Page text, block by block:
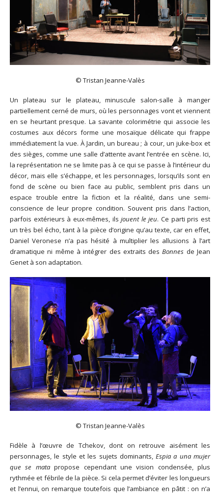
© Tristan Jeanne-Valès
Un plateau sur le plateau, minuscule salon-salle à manger
partiellement cerné de murs, où les personnages vont et viennent
en se heurtant presque. La savante colorimétrie qui associe les
costumes aux décors forme une mosaïque délicate qui frappe
immédiatement la vue. À Jardin, un bureau ; à cour, un juke-box et
des sièges, comme une salle d’attente avant l’entrée en scène. Ici,
la représentation ne se limite pas à ce qui se passe à l’intérieur du
décor, mais elle s’échappe, et les personnages, lorsqu’ils sont en
fond de scène ou bien face au public, semblent pris dans un
espace trouble entre la fiction et la réalité, dans une semi-
conscience de leur propre condition. Souvent pris dans l’action,
parfois extérieurs à eux-mêmes, ilsjouent le jeu. Ce parti pris est
un très bel écho, tant à la pièce d’origine qu’au texte, car en effet,
Daniel Veronese n’a pas hésité à multiplier les allusions à l’art
dramatique ni même à intégrer des extraits desBonnes de Jean
Genet à son adaptation.
© Tristan Jeanne-Valès
Fidèle à l’œuvre de Tchekov, dont on retrouve aisément les
personnages, le style et les sujets dominants,Espia a una mujer
que se matapropose cependant une vision condensée, plus
rythmée et fébrile de la pièce. Si cela permet d’éviter les longueurs
et l’ennui, on remarque toutefois que l’ambiance en pâtit : on n’a